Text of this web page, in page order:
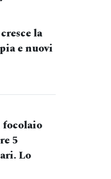
la
e nuovi
5
Lo